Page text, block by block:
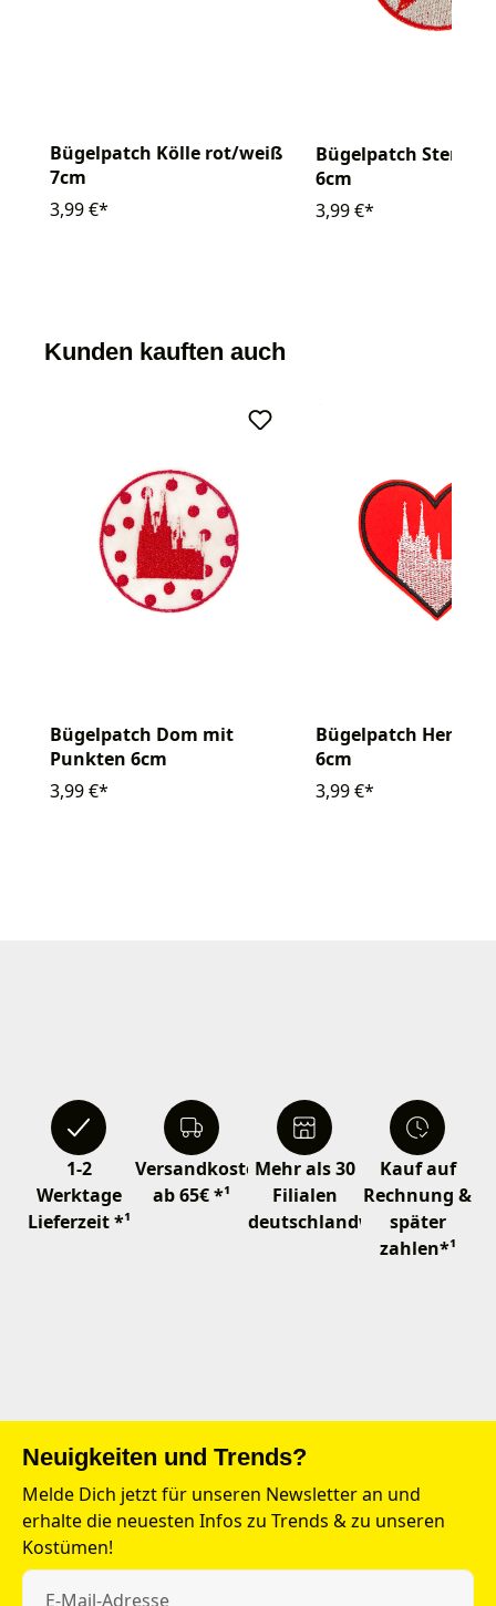
Bügelpatch Kölle rot/weiß
7cm
3,99 €*
Bügelpatch Stern
6cm
3,99 €*
Kunden kauften auch
Bügelpatch Dom mit
Punkten 6cm
3,99 €*
Bügelpatch Herz
6cm
3,99 €*
1-2
Werktage
Lieferzeit *¹
Versandkostenfrei
ab 65€ *¹
Mehr als 30
Filialen
deutschlandweit
Kauf auf
Rechnung &
später
zahlen*¹
Neuigkeiten und Trends?
Melde Dich jetzt für unseren Newsletter an und
erhalte die neuesten Infos zu Trends & zu unseren
Kostümen!